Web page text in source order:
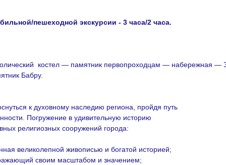
пешеходной экскурсии - 3 часа/2 часа.
костел — памятник первопроходцам — набережная
Бабру.
к духовному наследию региона, пройдя путь
Погружение в удивительную историю
религиозных сооружений города:
великолепной живописью и богатой историей;
своим масштабом и значением;